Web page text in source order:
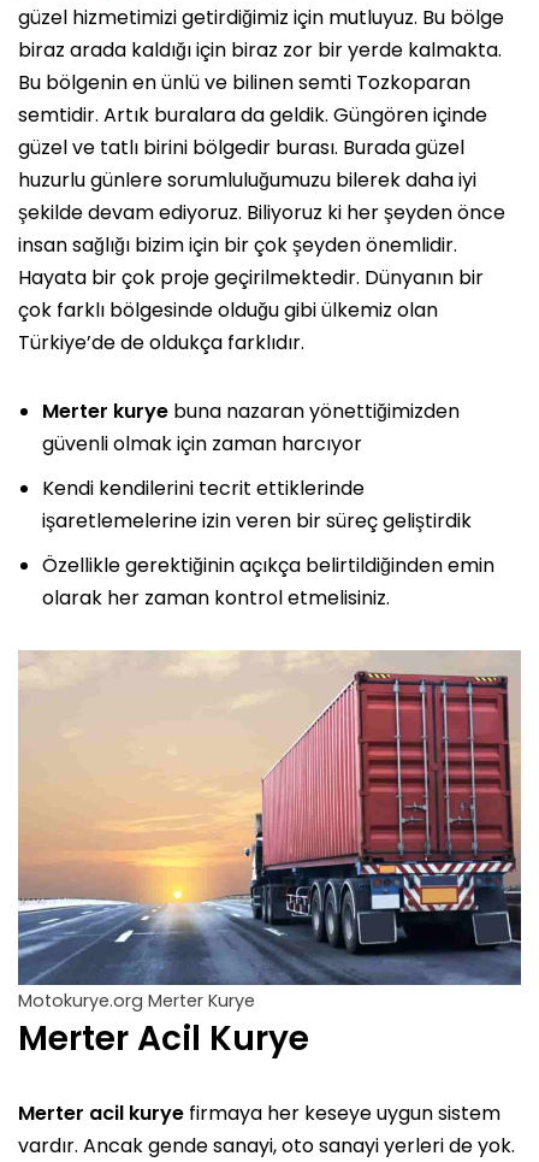
güzel hizmetimizi getirdiğimiz için mutluyuz. Bu bölge
biraz arada kaldığı için biraz zor bir yerde kalmakta.
Bu bölgenin en ünlü ve bilinen semti Tozkoparan
semtidir. Artık buralara da geldik. Güngören içinde
güzel ve tatlı birini bölgedir burası. Burada güzel
huzurlu günlere sorumluluğumuzu bilerek daha iyi
şekilde devam ediyoruz. Biliyoruz ki her şeyden önce
insan sağlığı bizim için bir çok şeyden önemlidir.
Hayata bir çok proje geçirilmektedir. Dünyanın bir
çok farklı bölgesinde olduğu gibi ülkemiz olan
Türkiye’de de oldukça farklıdır.
Merter kurye buna nazaran yönettiğimizden
güvenli olmak için zaman harcıyor
Kendi kendilerini tecrit ettiklerinde
işaretlemelerine izin veren bir süreç geliştirdik
Özellikle gerektiğinin açıkça belirtildiğinden emin
olarak her zaman kontrol etmelisiniz.
Motokurye.org Merter Kurye
Merter Acil Kurye
Merter acil kurye firmaya her keseye uygun sistem
vardır. Ancak gende sanayi, oto sanayi yerleri de yok.